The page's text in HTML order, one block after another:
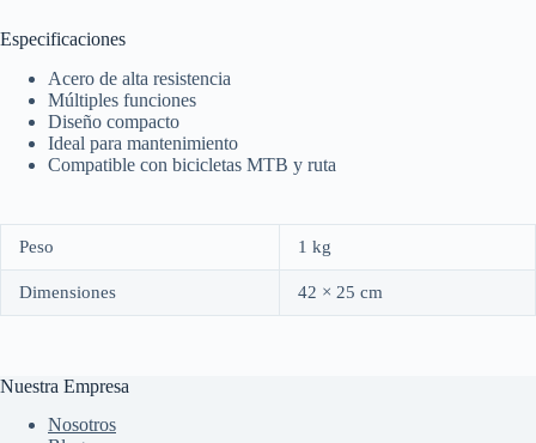
Especificaciones
Acero de alta resistencia
Múltiples funciones
Diseño compacto
Ideal para mantenimiento
Compatible con bicicletas MTB y ruta
Peso 1 kg
Dimensiones 42 × 25 cm
Nuestra Empresa
Nosotros